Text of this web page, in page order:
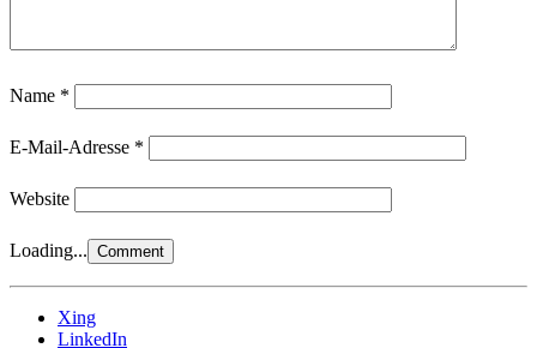
Name *
E-Mail-Adresse *
Website
Loading...
Xing
LinkedIn